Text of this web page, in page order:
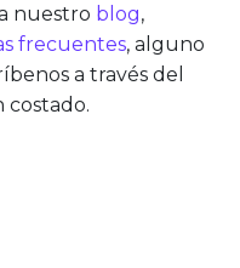
nuestro blog,
frecuentes, alguno
a través del
costado.